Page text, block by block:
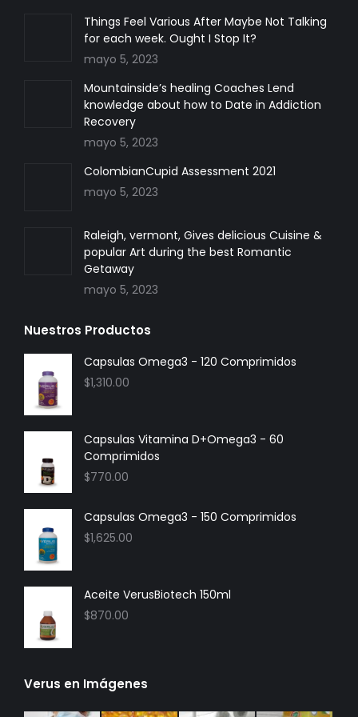
window
in
new
window
Things Feel Various After Maybe Not Talking
for each week. Ought I Stop It?
mayo 5, 2023
Mountainside’s healing Coaches Lend
knowledge about how to Date in Addiction
Recovery
mayo 5, 2023
ColombianCupid Assessment 2021
mayo 5, 2023
Raleigh, vermont, Gives delicious Cuisine &
popular Art during the best Romantic
Getaway
mayo 5, 2023
Nuestros Productos
Capsulas Omega3 - 120 Comprimidos
$1,310.00
Capsulas Vitamina D+Omega3 - 60
Comprimidos
$770.00
Capsulas Omega3 - 150 Comprimidos
$1,625.00
Aceite VerusBiotech 150ml
$870.00
Verus en Imágenes